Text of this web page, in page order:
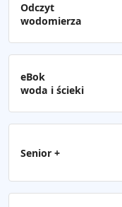
Odczyt
wodomierza
eBok
woda i ścieki
Senior +